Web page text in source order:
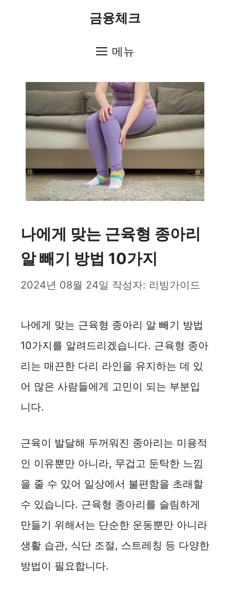
금융체크
메뉴
나에게 맞는 근육형 종아리
알 빼기 방법 10가지
2024년 08월 24일 작성자: 리빙가이드
나에게 맞는 근육형 종아리 알 빼기 방법
10가지를 알려드리겠습니다. 근육형 종아
리는 매끈한 다리 라인을 유지하는 데 있
어 많은 사람들에게 고민이 되는 부분입
니다.
근육이 발달해 두꺼워진 종아리는 미용적
인 이유뿐만 아니라, 무겁고 둔탁한 느낌
을 줄 수 있어 일상에서 불편함을 초래할
수 있습니다. 근육형 종아리를 슬림하게
만들기 위해서는 단순한 운동뿐만 아니라
생활 습관, 식단 조절, 스트레칭 등 다양한
방법이 필요합니다.